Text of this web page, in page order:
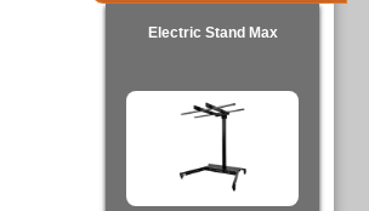
Electric Stand Max